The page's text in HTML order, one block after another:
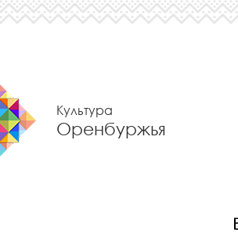
Культура
Оренбуржья